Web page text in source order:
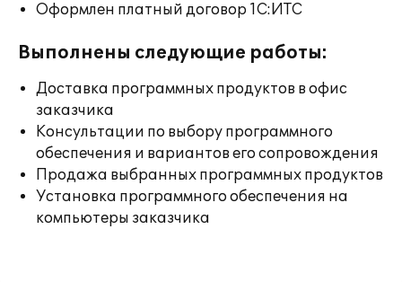
Оформлен платный договор 1С:ИТС
Выполнены следующие работы:
Доставка программных продуктов в офис
заказчика
Консультации по выбору программного
обеспечения и вариантов его сопровождения
Продажа выбранных программных продуктов
Установка программного обеспечения на
компьютеры заказчика